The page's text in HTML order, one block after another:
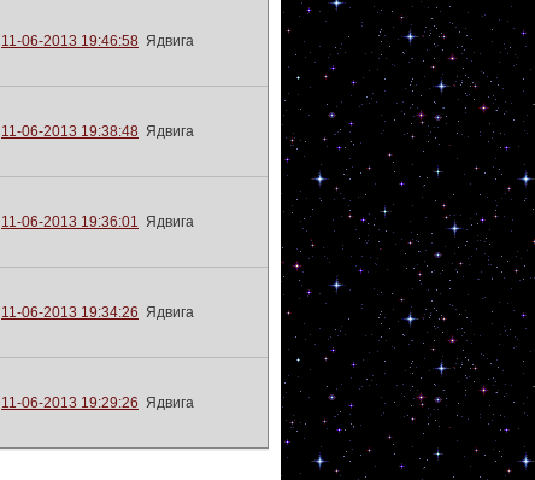
11-06-2013 19:46:58 Ядвига
11-06-2013 19:38:48 Ядвига
11-06-2013 19:36:01 Ядвига
11-06-2013 19:34:26 Ядвига
11-06-2013 19:29:26 Ядвига